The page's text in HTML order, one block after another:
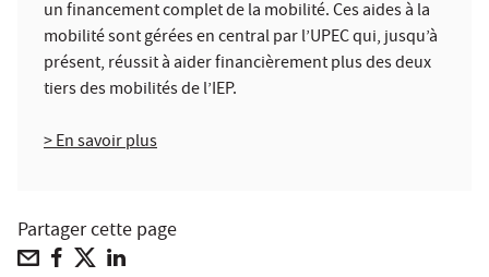
un financement complet de la mobilité. Ces aides à la
mobilité sont gérées en central par l’UPEC qui, jusqu’à
présent, réussit à aider financièrement plus des deux
tiers des mobilités de l’IEP.
> En savoir plus
Partager cette page